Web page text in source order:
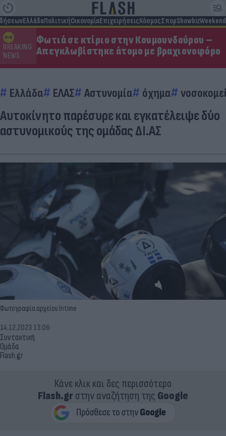
ΕλλάδαΠολιτικήΟικονομίαΕπιχειρήσειςΚόσμοςΣπορShowbizWeekend
BREAKING
NEWS
Φωτιά σε κτίριο στην Κουμουνδούρου –
Απεγκλωβίστηκε άτομο με βραχιονοφόρο
Ελλάδα ΕΛΑΣ Αστυνομία όχημα
Αυτοκίνητο παρέσυρε και εγκατέλειψε δύο
αστυνομικούς της ομάδας ΔΙ.ΑΣ
Φωτογραφία αρχείου Intime
Συντακτική
Ομάδα
Flash.gr
14.12.2023 13:06
Κάνε κλικ και δες περισσότερο
Flash.grστην αναζήτηση της Google